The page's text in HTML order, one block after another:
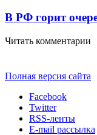
В РФ горит
Читать комментарии
Полная версия сайта
Facebook
Twitter
RSS-ленты
E-mail рассылка